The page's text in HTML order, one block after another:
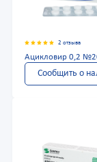
2 отзыва
Ацикловир 0,2
Сообщить о